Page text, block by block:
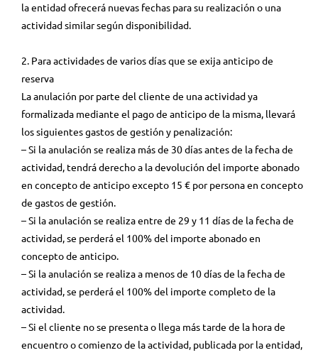
la entidad ofrecerá nuevas fechas para su realización o una
actividad similar según disponibilidad.
2. Para actividades de varios días que se exija anticipo de
reserva
La anulación por parte del cliente de una actividad ya
formalizada mediante el pago de anticipo de la misma, llevará
los siguientes gastos de gestión y penalización:
– Si la anulación se realiza más de 30 días antes de la fecha de
actividad, tendrá derecho a la devolución del importe abonado
en concepto de anticipo excepto 15 € por persona en concepto
de gastos de gestión.
– Si la anulación se realiza entre de 29 y 11 días de la fecha de
actividad, se perderá el 100% del importe abonado en
concepto de anticipo.
– Si la anulación se realiza a menos de 10 días de la fecha de
actividad, se perderá el 100% del importe completo de la
actividad.
– Si el cliente no se presenta o llega más tarde de la hora de
encuentro o comienzo de la actividad, publicada por la entidad,